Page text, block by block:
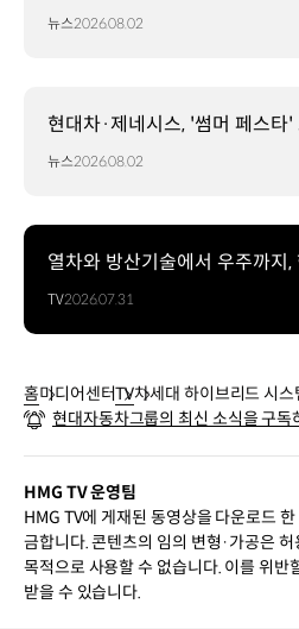
뉴스2026.08.02
현대차·제네시스, '썸머 페스타'
뉴스2026.08.02
열차와 방산기술에서 우주까지
TV2026.07.31
홈미디어센터TV차세대 하이브리드 시
차그룹
현대자동차그룹의 최신 소식을 구독
HMG TV 운영팀
HMG TV에 게재된 동영상을 다운로드
금합니다. 콘텐츠의 임의 변형·가공은
목적으로 사용할 수 없습니다. 이를 위반
받을 수 있습니다.